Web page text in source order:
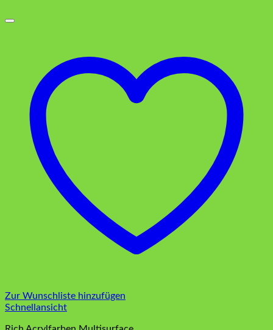
Zur Wunschliste hinzufügen
Schnellansicht